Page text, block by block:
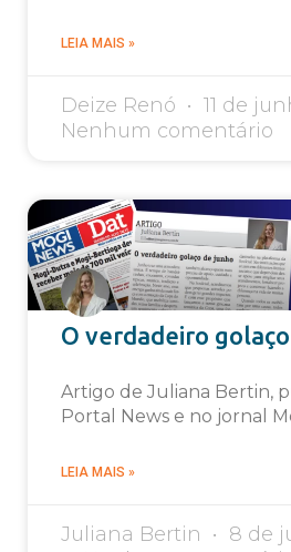
LEIA MAIS »
Deize Renó
11 de
Nenhum comentário
O verdadeiro
Artigo de Juliana Bertin,
Portal News e no jornal
LEIA MAIS »
Juliana Bertin
8 de